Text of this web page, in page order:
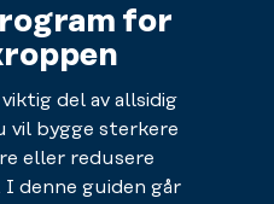
for
del av allsidig
vil bygge sterkere
eller redusere
I denne guiden går